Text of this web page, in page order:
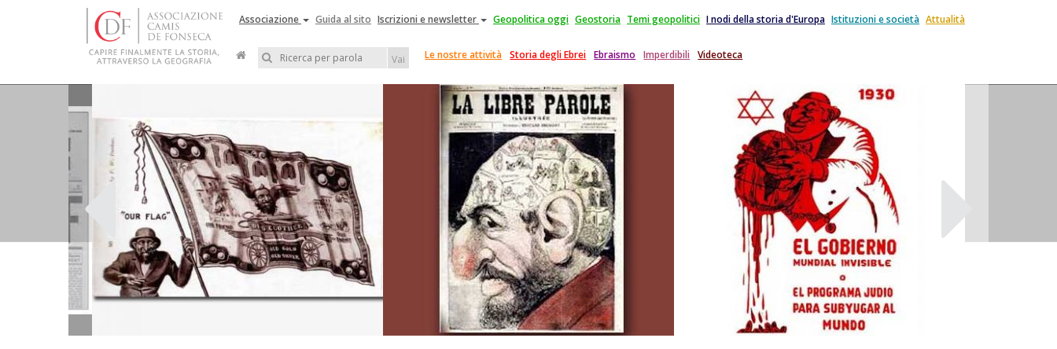
Associazione Guida al sito Iscrizioni e newsletter Geopolitica oggi Geostoria Temi geopolitici I nodi della storia d'Europa Istituzioni e società Attualità
Vai Le nostre attività Storia degli Ebrei Ebraismo Imperdibili Videoteca